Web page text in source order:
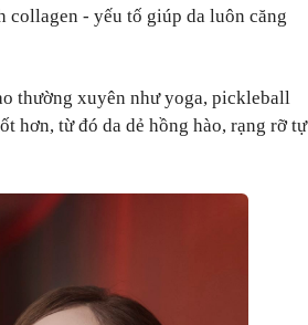
collagen - yếu tố giúp da luôn căng
thường xuyên như yoga, pickleball
hơn, từ đó da dẻ hồng hào, rạng rỡ tự